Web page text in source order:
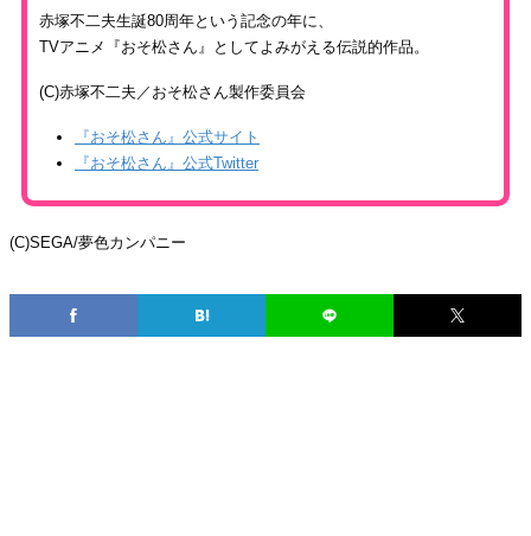
赤塚不二夫生誕80周年という記念の年に、
TVアニメ『おそ松さん』としてよみがえる伝説的作品。
(C)赤塚不二夫／おそ松さん製作委員会
『おそ松さん』公式サイト
『おそ松さん』公式Twitter
(C)SEGA/夢色カンパニー